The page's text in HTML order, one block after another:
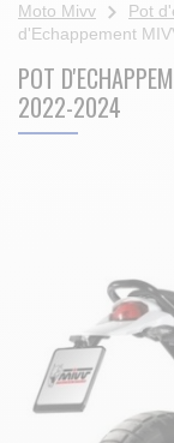
Moto Mivv
Pot
d'Echappement
POT
2022-2024